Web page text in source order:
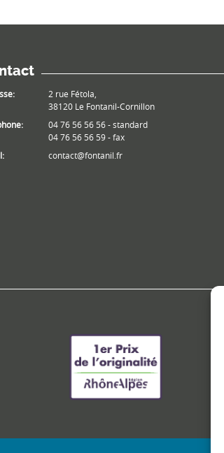
2 rue Fétola,
38120 Le Fontanil-Cornillon
04 76 56 56 56 - standard
04 76 56 56 59 - fax
contact@fontanil.fr